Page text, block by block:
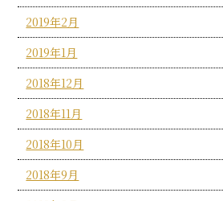
2019年2月
2019年1月
2018年12月
2018年11月
2018年10月
2018年9月